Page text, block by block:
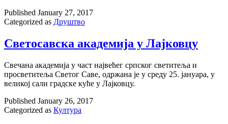
Published January 27, 2017
Categorized as Друштво
Светосавска академија у Лајковцу
Свечана академија у част највећег српског светитеља и
просветитеља Светог Саве, одржана је у среду 25. јануара, у
великој сали градске куће у Лајковцу.
Published January 26, 2017
Categorized as Култура